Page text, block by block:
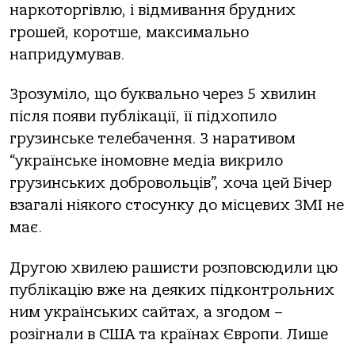
наркоторгівлю, і відмивання брудних
грошей, коротше, максимально
напридумував.
Зрозуміло, що буквально через 5 хвилин
після появи публікації, її підхопило
грузинське телебачення. З наративом
“українське іномовне медіа викрило
грузинських добровольців”, хоча цей Бічер
взагалі ніякого стосунку до місцевих ЗМІ не
має.
Другою хвилею рашисти розповсюдили цю
публікацію вже на деяких підконтрольних
ним українських сайтах, а згодом –
розігнали в США та країнах Європи. Лише